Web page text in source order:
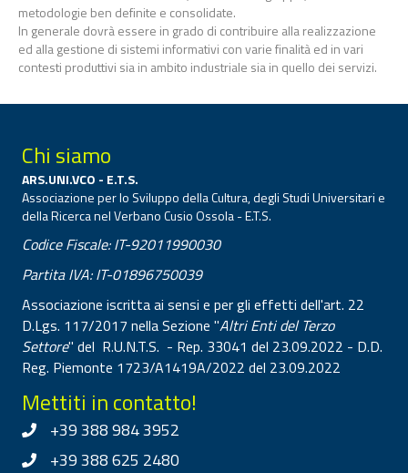
metodologie ben definite e consolidate.
In generale dovrà essere in grado di contribuire alla realizzazione
ed alla gestione di sistemi informativi con varie finalità ed in vari
contesti produttivi sia in ambito industriale sia in quello dei servizi.
Chi siamo
ARS.UNI.VCO - E.T.S.
Associazione per lo Sviluppo della Cultura, degli Studi Universitari e
della Ricerca nel Verbano Cusio Ossola - E.T.S.
Codice Fiscale: IT-92011990030
Partita IVA: IT-01896750039
Associazione iscritta ai sensi e per gli effetti dell'art. 22
D.Lgs. 117/2017 nella Sezione "Altri Enti del Terzo
Settore" del R.U.N.T.S. - Rep. 33041 del 23.09.2022 - D.D.
Reg. Piemonte 1723/A1419A/2022 del 23.09.2022
Mettiti in contatto!
+39 388 984 3952
+39 388 625 2480